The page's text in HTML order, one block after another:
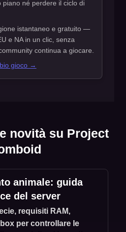
piano né perdere il ciclo di
istantaneo e gratuito —
e NA in un clic, senza
continua a giocare.
gioco →
novità su Project
animale: guida
del server
requisiti RAM,
per controllare le